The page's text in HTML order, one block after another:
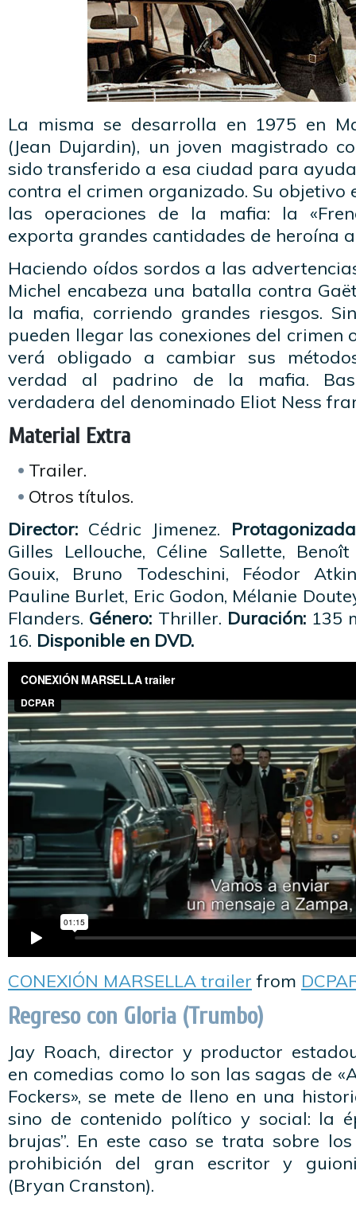
La misma se desarrolla en 1975 en
(Jean Dujardin), un joven magistrado
sido transferido a esa ciudad para
contra el crimen organizado. Su objetivo
las operaciones de la mafia: la
exporta grandes cantidades de heroína
Haciendo oídos sordos a las
Michel encabeza una batalla contra
la mafia, corriendo grandes riesgos.
pueden llegar las conexiones del crimen
verá obligado a cambiar sus
verdad al padrino de la mafia.
verdadera del denominado Eliot Ness
Material Extra
Trailer.
Otros títulos.
Director: Cédric Jimenez.
Gilles Lellouche, Céline Sallette,
Gouix, Bruno Todeschini, Féodor
Pauline Burlet, Eric Godon, Mélanie
Flanders. Género: Thriller. Duración:135
16. Disponible en DVD.
CONEXIÓN MARSELLA trailer from
Regreso con Gloria (Trumbo)
Jay Roach, director y productor
en comedias como lo son las sagas de
Fockers», se mete de lleno en una
sino de contenido político y social: la
brujas”. En este caso se trata sobre
prohibición del gran escritor y
(Bryan Cranston).